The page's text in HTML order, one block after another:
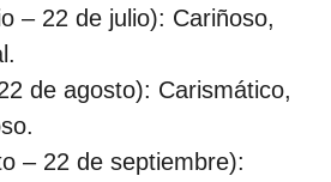
– 22 de julio): Cariñoso,
de agosto): Carismático,
– 22 de septiembre):